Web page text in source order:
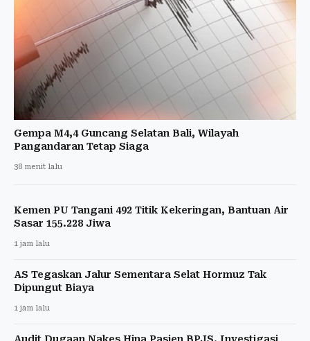
Gempa M4,4 Guncang Selatan Bali, Wilayah
Pangandaran Tetap Siaga
38 menit lalu
Kemen PU Tangani 492 Titik Kekeringan, Bantuan Air
Sasar 155.228 Jiwa
1 jam lalu
AS Tegaskan Jalur Sementara Selat Hormuz Tak
Dipungut Biaya
1 jam lalu
Audit Dugaan Nakes Hina Pasien BPJS, Investigasi